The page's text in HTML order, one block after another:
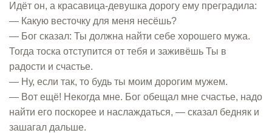
Идёт он, а красавица-девушка дорогу ему преградила:
— Какую весточку для меня несёшь?
— Бог сказал: Ты должна найти себе хорошего мужа.
Тогда тоска отступится от тебя и заживёшь Ты в
радости и счастье.
— Ну, если так, то будь ты моим дорогим мужем.
— Вот ещё! Некогда мне. Бог обещал мне счастье, надо
найти его поскорее и наслаждаться, — сказал бедняк и
зашагал дальше.